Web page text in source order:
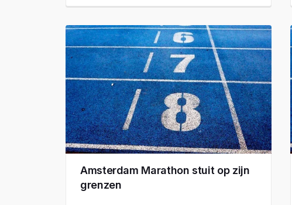
Amsterdam Marathon stuit op zijn
grenzen